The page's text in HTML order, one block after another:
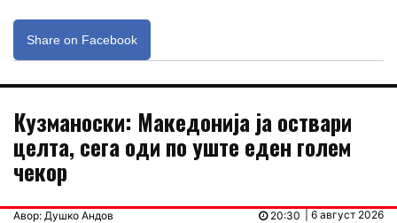
Share on Facebook
Кузманоски: Македонија ја оствари
целта, сега оди по уште еден голем
чекор
Авор: Душко Андов | 6 август 2026
20:30